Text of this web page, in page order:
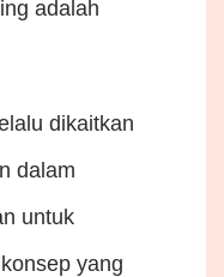
adalah
dikaitkan
dalam
untuk
yang